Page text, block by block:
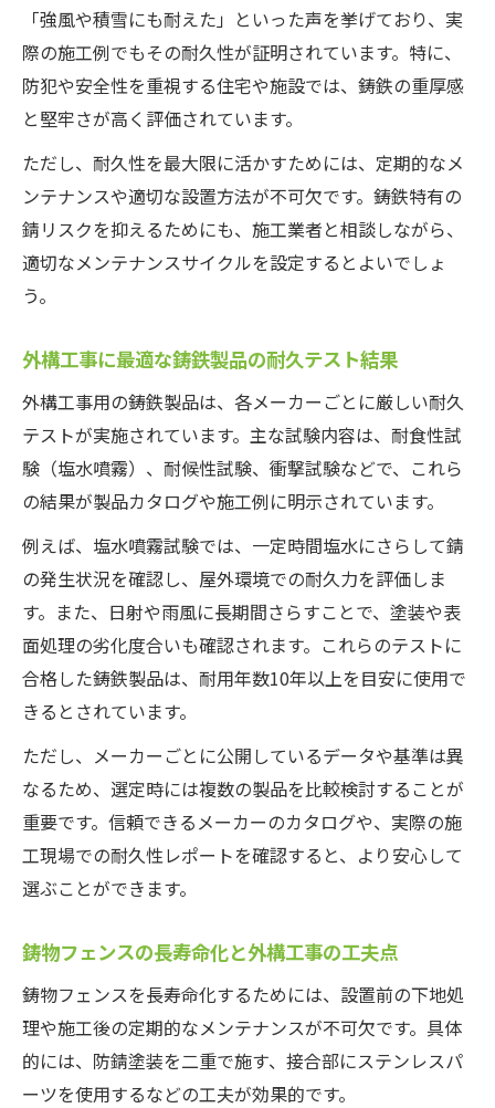
「強風や積雪にも耐えた」といった声を挙げており、実
際の施工例でもその耐久性が証明されています。特に、
防犯や安全性を重視する住宅や施設では、鋳鉄の重厚感
と堅牢さが高く評価されています。
ただし、耐久性を最大限に活かすためには、定期的なメ
ンテナンスや適切な設置方法が不可欠です。鋳鉄特有の
錆リスクを抑えるためにも、施工業者と相談しながら、
適切なメンテナンスサイクルを設定するとよいでしょ
う。
外構工事に最適な鋳鉄製品の耐久テスト結果
外構工事用の鋳鉄製品は、各メーカーごとに厳しい耐久
テストが実施されています。主な試験内容は、耐食性試
験（塩水噴霧）、耐候性試験、衝撃試験などで、これら
の結果が製品カタログや施工例に明示されています。
例えば、塩水噴霧試験では、一定時間塩水にさらして錆
の発生状況を確認し、屋外環境での耐久力を評価しま
す。また、日射や雨風に長期間さらすことで、塗装や表
面処理の劣化度合いも確認されます。これらのテストに
合格した鋳鉄製品は、耐用年数10年以上を目安に使用で
きるとされています。
ただし、メーカーごとに公開しているデータや基準は異
なるため、選定時には複数の製品を比較検討することが
重要です。信頼できるメーカーのカタログや、実際の施
工現場での耐久性レポートを確認すると、より安心して
選ぶことができます。
鋳物フェンスの長寿命化と外構工事の工夫点
鋳物フェンスを長寿命化するためには、設置前の下地処
理や施工後の定期的なメンテナンスが不可欠です。具体
的には、防錆塗装を二重で施す、接合部にステンレスパ
ーツを使用するなどの工夫が効果的です。